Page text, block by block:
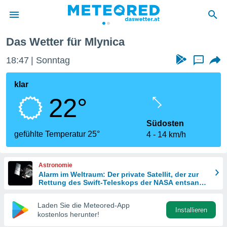
wurde
dass
sind.
diese
Das Wetter für Mlynica
18:47 Sonntag ...
klar
22°
gefühlte Temperatur 25°
Südosten
4
14 km/h
Astronomie
Alarm im Weltraum: Der private Satellit, der zur
Rettung des Swift-Teleskops der NASA entsandt
Laden Sie die Meteored-App
kostenlos herunter!
Installieren